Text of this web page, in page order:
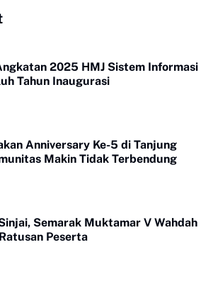
2025 HMJ Sistem Informasi
Tahun Inaugurasi
Anniversary Ke-5 di Tanjung
Makin Tidak Terbendung
Semarak Muktamar V Wahdah
Peserta